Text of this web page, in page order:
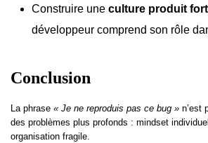
Construire une culture produit
développeur comprend son rôle
Conclusion
La phrase « Je ne reproduis pas ce bug » n’est
des problèmes plus profonds : mindset
organisation fragile.